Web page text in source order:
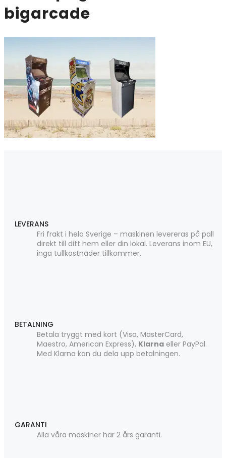
bigarcade
LEVERANS
Fri frakt i hela Sverige – maskinen levereras på pall
direkt till ditt hem eller din lokal. Leverans inom EU,
inga tullkostnader tillkommer.
BETALNING
Betala tryggt med kort (Visa, MasterCard,
Maestro, American Express), Klarna eller PayPal.
Med Klarna kan du dela upp betalningen.
GARANTI
Alla våra maskiner har 2 års garanti.